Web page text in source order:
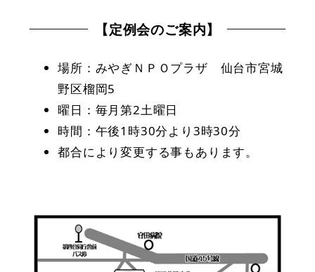
【定例会のご案内】
場所：みやぎＮＰＯプラザ 仙台市宮城
野区榴岡5
曜日：毎月第2土曜日
時間：午後1時30分より3時30分
都合により変更する事もあります。